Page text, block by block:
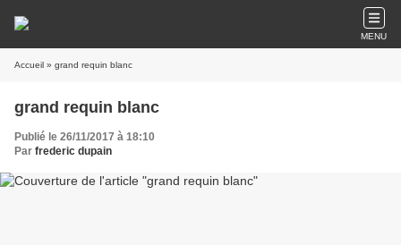
MENU
Accueil » grand requin blanc
grand requin blanc
Publié le 26/11/2017 à 18:10
Par frederic dupain